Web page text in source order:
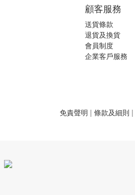
顧客服務
送貨條款
退貨及換貨
會員制度
企業客戶服務
免責聲明 | 條款及細則 |